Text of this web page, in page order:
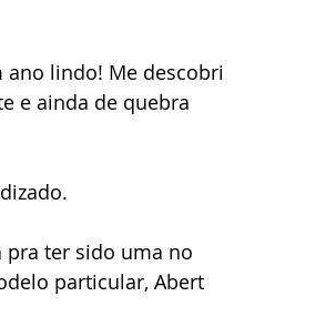
ano lindo! Me descobri
e ainda de quebra
pra ter sido uma no
particular, Abert